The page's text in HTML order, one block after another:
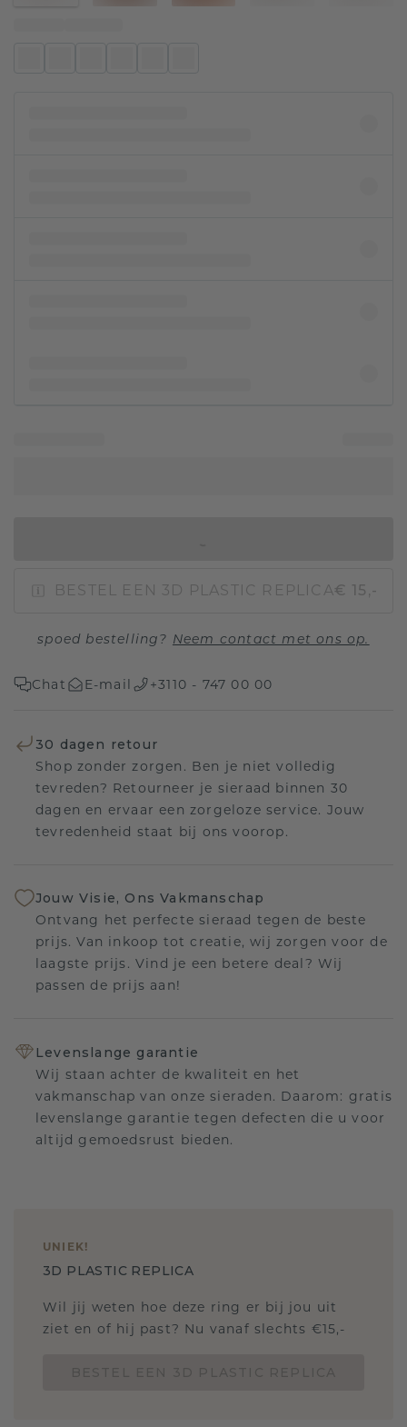
BESTEL EEN 3D PLASTIC REPLICA€ 15,-
spoed bestelling? Neem contact met ons op.
Chat E-mail +3110 - 747 00 00
30 dagen retour
Shop zonder zorgen. Ben je niet volledig
tevreden? Retourneer je sieraad binnen 30
dagen en ervaar een zorgeloze service. Jouw
tevredenheid staat bij ons voorop.
Jouw Visie, Ons Vakmanschap
Ontvang het perfecte sieraad tegen de beste
prijs. Van inkoop tot creatie, wij zorgen voor de
laagste prijs. Vind je een betere deal? Wij
passen de prijs aan!
Levenslange garantie
Wij staan achter de kwaliteit en het
vakmanschap van onze sieraden. Daarom: gratis
levenslange garantie tegen defecten die u voor
altijd gemoedsrust bieden.
UNIEK!
3D PLASTIC REPLICA
Wil jij weten hoe deze ring er bij jou uit
ziet en of hij past? Nu vanaf slechts €15,-